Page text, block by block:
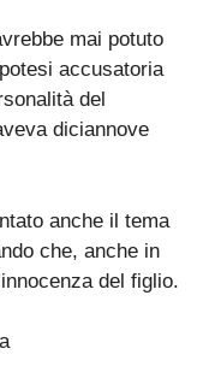
mai potuto
accusatoria
del
diciannove
anche il tema
che, anche in
del figlio.